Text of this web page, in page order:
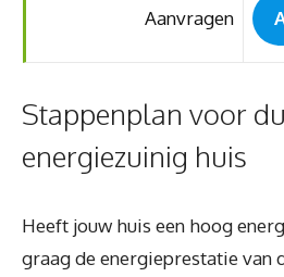
Aanvragen
Stappenplan voor
energiezuinig huis
Heeft jouw huis een hoog
graag de energieprestatie van